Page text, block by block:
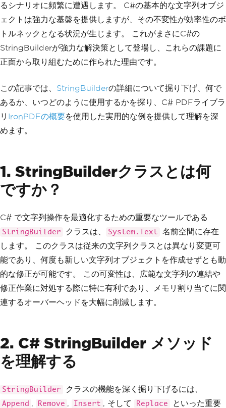
るシナリオに頻繁に遭遇します。 C#の基本的な文字列オブジ
ェクトは強力な基盤を提供しますが、その不変性が効率性のボ
トルネックとなる状況が生じます。 これがまさにC#の
StringBuilderが強力な解決策として登場し、これらの課題に
正面から取り組むために作られた理由です。
この記事では、 StringBuilderの詳細について掘り下げ、何で
あるか、いつどのように使用するかを探り、C# PDFライブラ
リ IronPDFの概要を使用した実用的な例を提供して理解を深
めます。
1. StringBuilderクラスとは何
ですか？
C# で文字列操作を最適化するための重要なツールである
StringBuilder クラスは、 System.Text
名前空間に存在
します。 このクラスは従来の文字列クラスとは異なり変更可
能であり、何度も新しい文字列オブジェクトを作成せずとも動
的な修正が可能です。 この可変性は、広範な文字列の連結や
修正作業に対処する際に特に有利であり、メモリ割り当てに関
連するオーバーヘッドを大幅に削減します。
2. C# StringBuilder メソッド
を理解する
StringBuilder クラスの機能を深く掘り下げるには、
Append , Remove , Insert , そして Replace
といった重要